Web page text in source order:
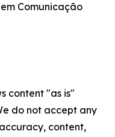
Comunicação
content "as is"
do not accept any
content,